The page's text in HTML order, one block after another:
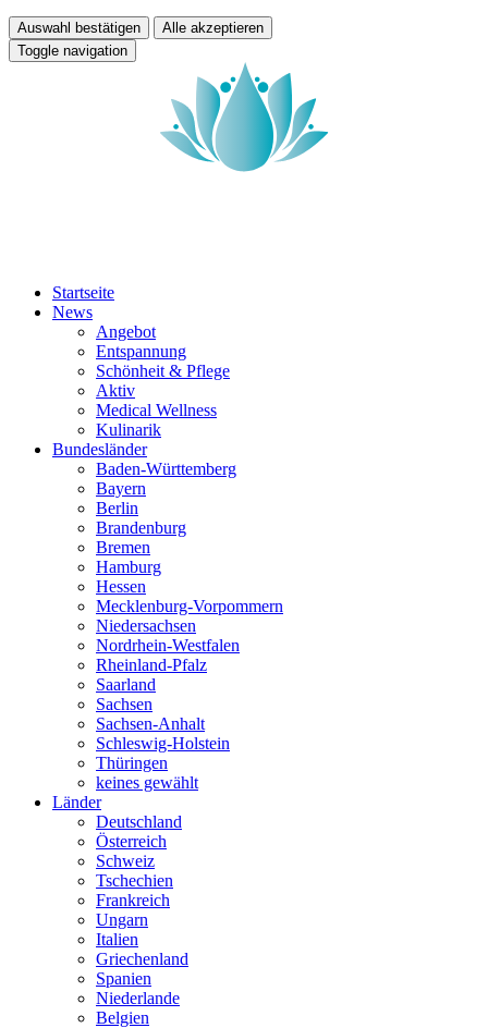
Auswahl bestätigen
Alle akzeptieren
Toggle navigation
Startseite
News
Angebot
Entspannung
Schönheit & Pflege
Aktiv
Medical Wellness
Kulinarik
Bundesländer
Baden-Württemberg
Bayern
Berlin
Brandenburg
Bremen
Hamburg
Hessen
Mecklenburg-Vorpommern
Niedersachsen
Nordrhein-Westfalen
Rheinland-Pfalz
Saarland
Sachsen
Sachsen-Anhalt
Schleswig-Holstein
Thüringen
keines gewählt
Länder
Deutschland
Österreich
Schweiz
Tschechien
Frankreich
Ungarn
Italien
Griechenland
Spanien
Niederlande
Belgien